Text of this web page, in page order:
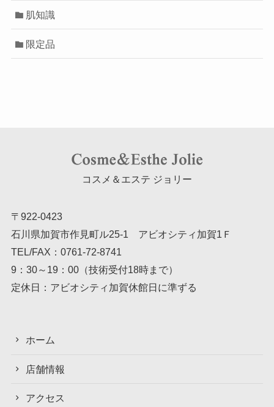
肌知識
限定品
コスメ＆エステ ジョリー
〒922-0423
石川県加賀市作見町ル25-1 アビオシティ加賀1Ｆ
TEL/FAX： 0761-72-8741
9：30～19：00（技術受付18時まで）
定休日：アビオシティ加賀休館日に準ずる
ホーム
店舗情報
アクセス